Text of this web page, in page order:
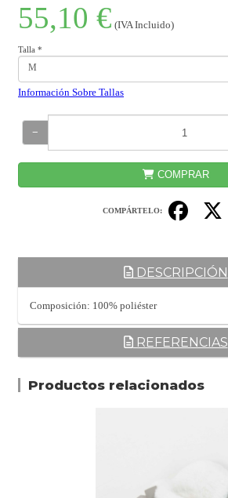
55,10 € (IVA Incluido)
Talla *
M
Información Sobre Tallas
−
COMPRAR
COMPÁRTELO:
DESCRIPCIÓN
Composición: 100% poliéster
REFERENCIAS
Productos relacionados